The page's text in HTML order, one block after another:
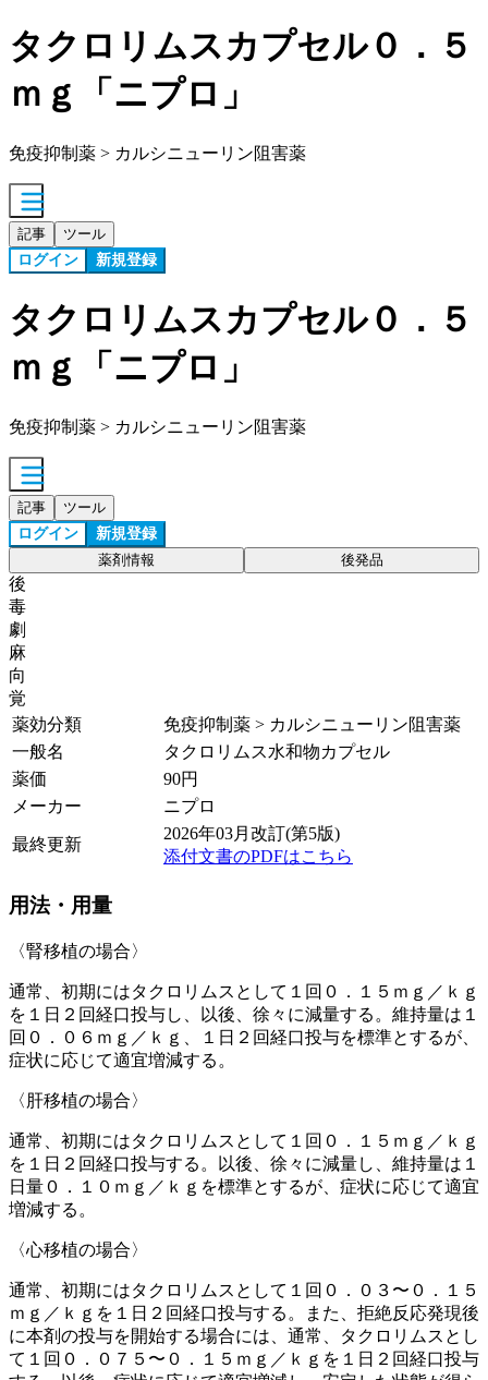
タクロリムスカプセル０．５
ｍｇ「ニプロ」
免疫抑制薬 > カルシニューリン阻害薬
記事 ツール
ログイン 新規登録
タクロリムスカプセル０．５
ｍｇ「ニプロ」
免疫抑制薬 > カルシニューリン阻害薬
記事 ツール
ログイン 新規登録
薬剤情報 後発品
後
毒
劇
麻
向
覚
薬効分類
免疫抑制薬 > カルシニューリン阻害薬
一般名
タクロリムス水和物カプセル
薬価
90円
メーカー
ニプロ
最終更新
2026年03月改訂(第5版)
添付文書のPDFはこちら
用法・用量
〈腎移植の場合〉
通常、初期にはタクロリムスとして１回０．１５ｍｇ／ｋｇ
を１日２回経口投与し、以後、徐々に減量する。維持量は１
回０．０６ｍｇ／ｋｇ、１日２回経口投与を標準とするが、
症状に応じて適宜増減する。
〈肝移植の場合〉
通常、初期にはタクロリムスとして１回０．１５ｍｇ／ｋｇ
を１日２回経口投与する。以後、徐々に減量し、維持量は１
日量０．１０ｍｇ／ｋｇを標準とするが、症状に応じて適宜
増減する。
〈心移植の場合〉
通常、初期にはタクロリムスとして１回０．０３〜０．１５
ｍｇ／ｋｇを１日２回経口投与する。また、拒絶反応発現後
に本剤の投与を開始する場合には、通常、タクロリムスとし
て１回０．０７５〜０．１５ｍｇ／ｋｇを１日２回経口投与